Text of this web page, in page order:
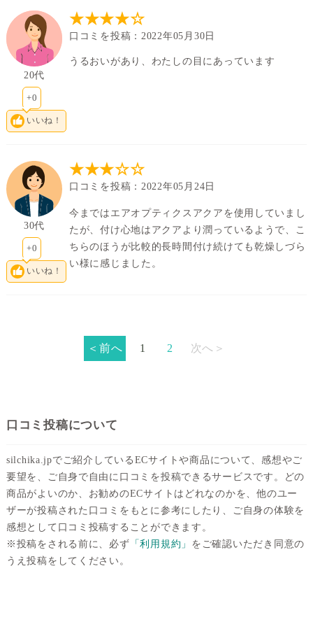
パワー範囲
(-)-0.50～-6.00（0.25ステップ）-6.50～-10.00（0.50ス
テップ）
20代
★★★★☆
口コミを投稿：2022年05月30日
うるおいがあり、わたしの目にあっています
いいね！
+0
30代
★★★☆☆
口コミを投稿：2022年05月24日
今まではエアオプティクスアクアを使用していまし
たが、付け心地はアクアより潤っているようで、こ
ちらのほうが比較的長時間付け続けても乾燥しづら
い様に感じました。
いいね！
+0
＜前へ 1 2 次へ＞
口コミ投稿について
silchika.jpでご紹介しているECサイトや商品について、感想やご
要望を、ご自身で自由に口コミを投稿できるサービスです。どの
商品がよいのか、お勧めのECサイトはどれなのかを、他のユー
ザーが投稿された口コミをもとに参考にしたり、ご自身の体験を
感想として口コミ投稿することができます。
※投稿をされる前に、必ず 「利用規約」 をご確認いただき同意の
うえ投稿をしてください。